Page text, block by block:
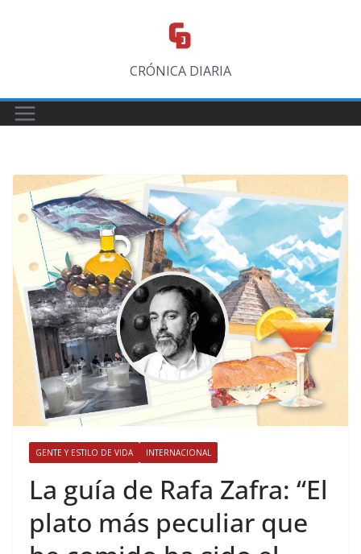
CRÓNICA DIARIA
GENTE Y ESTILO DE VIDA INTERNACIONAL
​La guía de Rafa Zafra: “El
plato más peculiar que